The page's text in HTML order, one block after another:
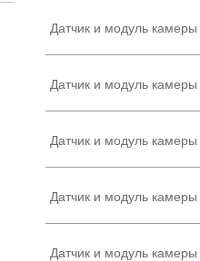
Датчик и модуль камеры
Датчик и модуль камеры
Датчик и модуль камеры
Датчик и модуль камеры
Датчик и модуль камеры